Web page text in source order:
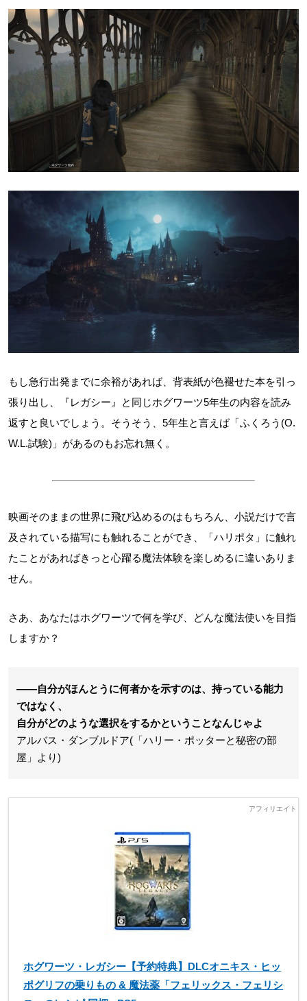
もし急行出発までに余裕があれば、背表紙が色褪せた本を引っ
張り出し、『レガシー』と同じホグワーツ5年生の内容を読み
返すと良いでしょう。そうそう、5年生と言えば「ふくろう(O.
W.L.試験)」があるのもお忘れ無く。
映画そのままの世界に飛び込めるのはもちろん、小説だけで言
及されている描写にも触れることができ、「ハリポタ」に触れ
たことがあればきっと心躍る魔法体験を楽しめるに違いありま
せん。
さあ、あなたはホグワーツで何を学び、どんな魔法使いを目指
しますか？
――自分がほんとうに何者かを示すのは、持っている能力
ではなく、
自分がどのような選択をするかということなんじゃよ
アルバス・ダンブルドア(「ハリー・ポッターと秘密の部
屋」より)
ホグワーツ・レガシー【予約特典】DLCオニキス・ヒッ
ポグリフの乗りもの & 魔法薬「フェリックス・フェリシ